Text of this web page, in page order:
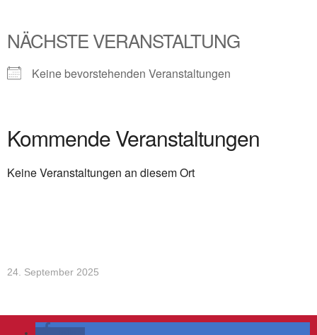
NÄCHSTE VERANSTALTUNG
Keine bevorstehenden Veranstaltungen
Kommende Veranstaltungen
Keine Veranstaltungen an diesem Ort
24. September 2025